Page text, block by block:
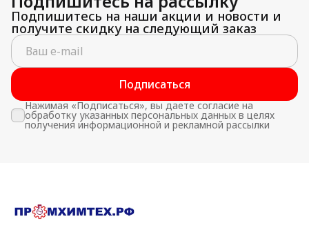
Подпишитесь на наши акции и новости и
получите скидку на следующий заказ
Подписаться
Нажимая «Подписаться», вы даете согласие на
обработку указанных персональных данных в целях
получения информационной и рекламной рассылки